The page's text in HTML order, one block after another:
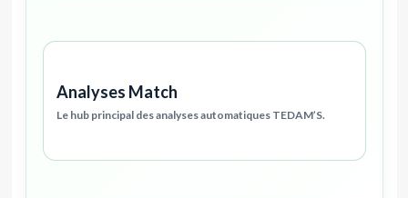
Analyses Match
Le hub principal des analyses automatiques TEDAM’S.